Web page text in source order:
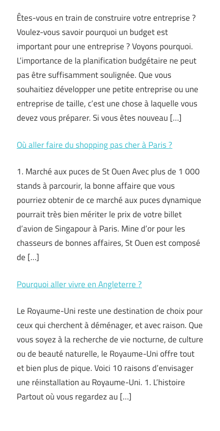
Êtes-vous en train de construire votre entreprise ?
Voulez-vous savoir pourquoi un budget est
important pour une entreprise ? Voyons pourquoi.
L’importance de la planification budgétaire ne peut
pas être suffisamment soulignée. Que vous
souhaitiez développer une petite entreprise ou une
entreprise de taille, c’est une chose à laquelle vous
devez vous préparer. Si vous êtes nouveau […]
Où aller faire du shopping pas cher à Paris ?
1. Marché aux puces de St Ouen Avec plus de 1 000
stands à parcourir, la bonne affaire que vous
pourriez obtenir de ce marché aux puces dynamique
pourrait très bien mériter le prix de votre billet
d’avion de Singapour à Paris. Mine d’or pour les
chasseurs de bonnes affaires, St Ouen est composé
de […]
Pourquoi aller vivre en Angleterre ?
Le Royaume-Uni reste une destination de choix pour
ceux qui cherchent à déménager, et avec raison. Que
vous soyez à la recherche de vie nocturne, de culture
ou de beauté naturelle, le Royaume-Uni offre tout
et bien plus de pique. Voici 10 raisons d’envisager
une réinstallation au Royaume-Uni. 1. L’histoire
Partout où vous regardez au […]